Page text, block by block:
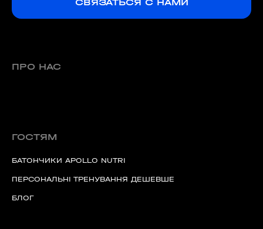
ПРО НАС
ГОСТЯМ
БАТОНЧИКИ APOLLO NUTRI
ПЕРСОНАЛЬНІ ТРЕНУВАННЯ ДЕШЕВШЕ
БЛОГ